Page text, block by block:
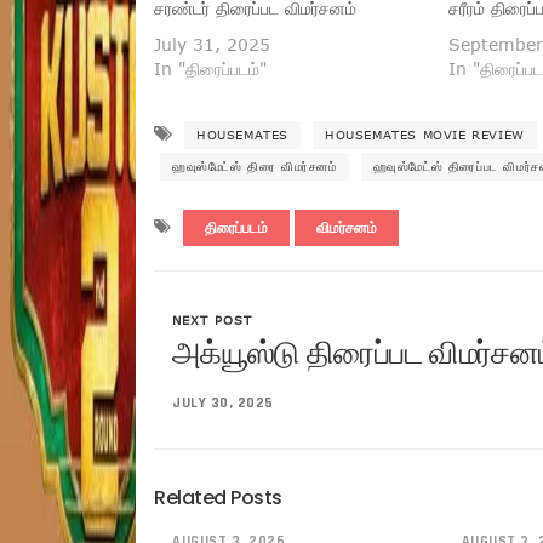
சரண்டர் திரைப்பட விமர்சனம்
July 31, 2025
In "திரைப்படம்"
சரீரம்
In
HOUSEMATES HOUSEMATES MOVIE REVIEW
ஹவுஸ்மேட்ஸ் திரை விமர்சனம் ஹவுஸ்மேட்ஸ் திரைப்பட
திரைப்படம் விமர்சனம்
NEXT POST
அக்யூஸ்டு திரைப்பட
JULY 30, 2025
Related Posts